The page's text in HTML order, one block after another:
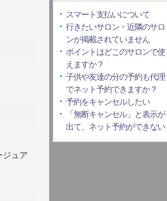
ジュア
スマート支払いについて
行きたいサロン・近隣のサロ
ンが掲載されていません
ポイントはどこのサロンで使
えますか？
子供や友達の分の予約も代理
でネット予約できますか？
予約をキャンセルしたい
「無断キャンセル」と表示が
出て、ネット予約ができない